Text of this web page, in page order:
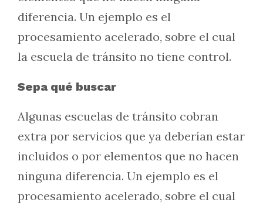
diferencia. Un ejemplo es el
procesamiento acelerado, sobre el cual
la escuela de tránsito no tiene control.
Sepa qué buscar
Algunas escuelas de tránsito cobran
extra por servicios que ya deberían estar
incluidos o por elementos que no hacen
ninguna diferencia. Un ejemplo es el
procesamiento acelerado, sobre el cual